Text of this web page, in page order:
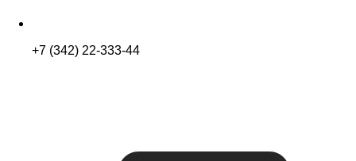
+7 (342) 22-333-44